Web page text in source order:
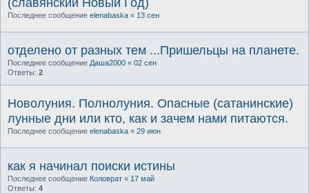
Последнее сообщение elenabaska « 13 сен
отделено от разных тем ...Пришельцы на планете.
Последнее сообщение Даша2000 « 02 сен
Ответы: 2
Новолуния. Полнолуния. Опасные (сатанинские)
лунные дни или кто, как и зачем нами питаются.
Последнее сообщение elenabaska « 29 июн
как я начинал поиски истины
Последнее сообщение Коловрат « 17 май
Ответы: 4